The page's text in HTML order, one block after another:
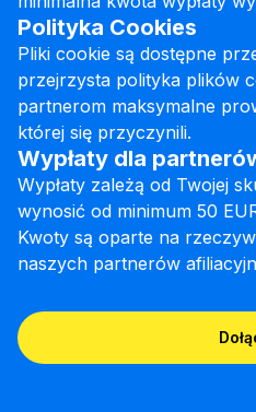
Polityka Cookies
Pliki cookie są dostępne
przejrzysta polityka plików
partnerom maksymalne
której się przyczynili.
Wypłaty dla
Wypłaty zależą od Twojej
wynosić od minimum 50
Kwoty są oparte na
naszych partnerów